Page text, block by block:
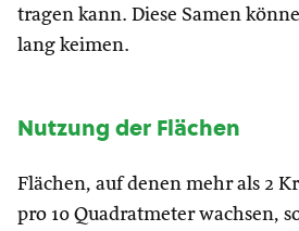
tragen kann. Diese Samen
lang keimen.
Nutzung der Flächen
Flächen, auf denen mehr als 2
pro 10 Quadratmeter wachsen,